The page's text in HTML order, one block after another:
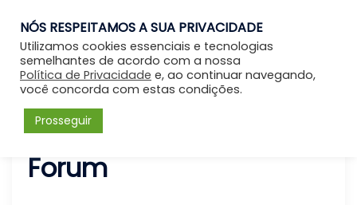
Entrar
Forum
NÓS RESPEITAMOS A SUA PRIVACIDADE
Utilizamos cookies essenciais e tecnologias
semelhantes de acordo com a nossa
Política de Privacidade e, ao continuar navegando,
você concorda com estas condições.
Prosseguir